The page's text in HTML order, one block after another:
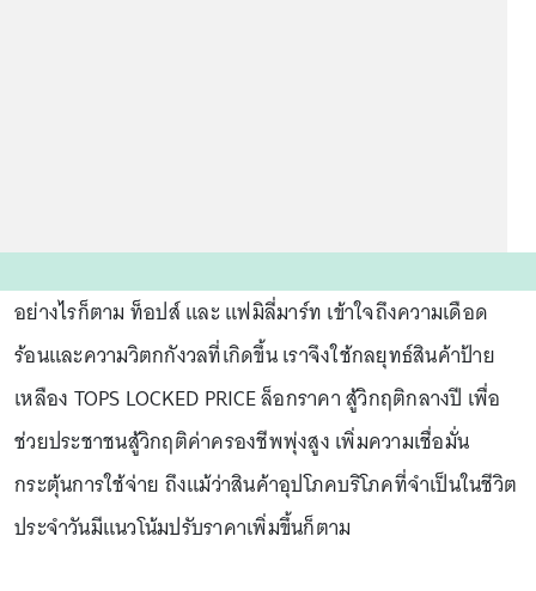
อย่างไรก็ตาม ท็อปส์ และ แฟมิลี่มาร์ท เข้าใจถึงความเดือด
ร้อนและความวิตกกังวลที่เกิดขึ้น เราจึงใช้กลยุทธ์สินค้าป้าย
เหลือง TOPS LOCKED PRICE ล็อกราคา สู้วิกฤติกลางปี เพื่อ
ช่วยประชาชนสู้วิกฤติค่าครองชีพพุ่งสูง เพิ่มความเชื่อมั่น
กระตุ้นการใช้จ่าย ถึงแม้ว่าสินค้าอุปโภคบริโภคที่จำเป็นในชีวิต
ประจำวันมีแนวโน้มปรับราคาเพิ่มขึ้นก็ตาม